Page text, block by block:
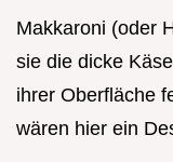
Makkaroni (oder
sie die dicke
ihrer Oberfläche
wären hier ein